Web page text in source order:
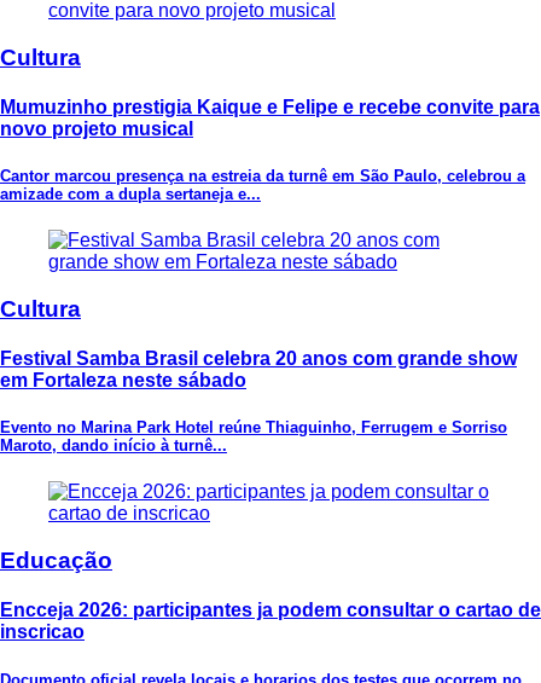
Cultura
Mumuzinho prestigia Kaique e Felipe e recebe convite para
novo projeto musical
Cantor marcou presença na estreia da turnê em São Paulo, celebrou a
amizade com a dupla sertaneja e...
Cultura
Festival Samba Brasil celebra 20 anos com grande show
em Fortaleza neste sábado
Evento no Marina Park Hotel reúne Thiaguinho, Ferrugem e Sorriso
Maroto, dando início à turnê...
Educação
Encceja 2026: participantes ja podem consultar o cartao de
inscricao